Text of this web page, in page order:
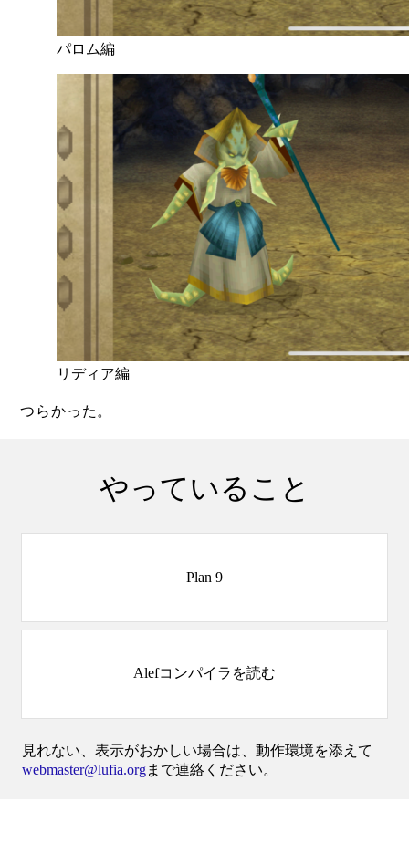
パロム編
リディア編
つらかった。
やっていること
Plan 9
Alefコンパイラを読む
見れない、表示がおかしい場合は、動作環境を添えて
webmaster@lufia.orgまで連絡ください。